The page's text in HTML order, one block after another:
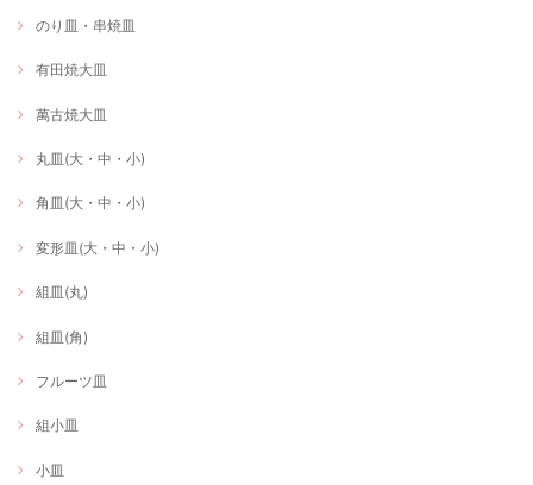
のり皿・串焼皿
有田焼大皿
萬古焼大皿
丸皿(大・中・小)
角皿(大・中・小)
変形皿(大・中・小)
組皿(丸)
組皿(角)
フルーツ皿
組小皿
小皿